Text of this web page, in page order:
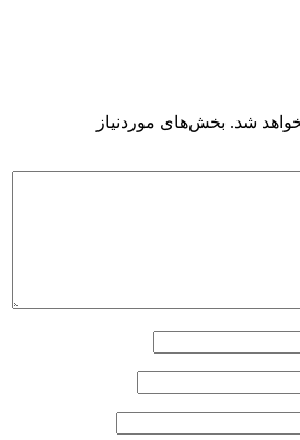
شد. بخش‌های موردنیاز